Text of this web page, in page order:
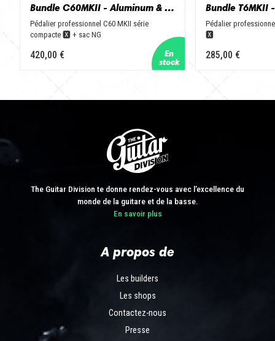
Bundle C60MKII - Aluminum & Black + NGbag
Pédalier professionnel C60 MKII série
compacte 🆇 + sac NG
420,00 €
Pédalier
🆇
285,00 €
The Guitar Division te donne rendez-vous avec l’excellence du
monde de la guitare et de la basse.
En savoir plus
A propos de
Les builders
Les shops
Contactez-nous
Presse